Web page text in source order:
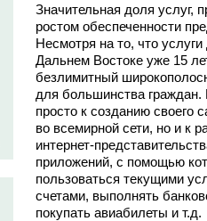
Значительная доля услуг,
ростом обеспеченности
Несмотря на то, что
Дальнем Востоке уже 15
безлимитный
для большинства граждан.
просто к созданию своего
во всемирной сети, но и к
интернет-
приложений, с помощью
пользоваться текущими
счетами, выполнять
покупать авиабилеты и т.д.